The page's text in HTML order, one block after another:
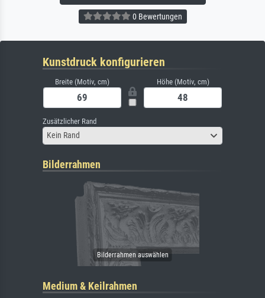
0 Bewertungen
Kunstdruck konfigurieren
Breite (Motiv, cm) Höhe (Motiv, cm)
Zusätzlicher Rand
Kein Rand
Bilderrahmen
Medium & Keilrahmen